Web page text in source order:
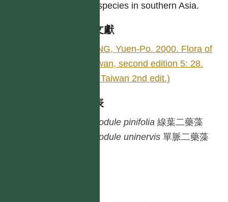
Two species in southern Asia.
參考文獻
YANG, Yuen-Po. 2000. Flora of
Taiwan, second edition 5: 28.
(Fl. Taiwan 2nd edit.)
種列表
Halodule pinifolia 線葉二藥藻
Halodule uninervis 單脈二藥藻